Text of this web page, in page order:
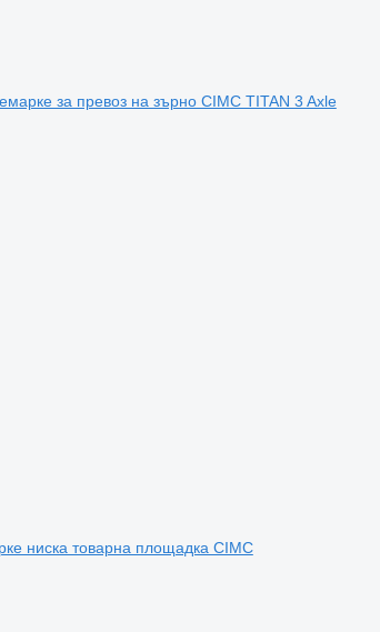
за превоз на зърно CIMC TITAN 3 Axle
ниска товарна площадка CIMC